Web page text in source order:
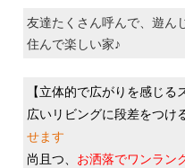
友達たくさん呼んで、遊ん
住んで楽しい家♪
【 立体的で広がりを感じる
広いリビングに段差をつけ
せます
尚且つ、 お洒落でワンラン